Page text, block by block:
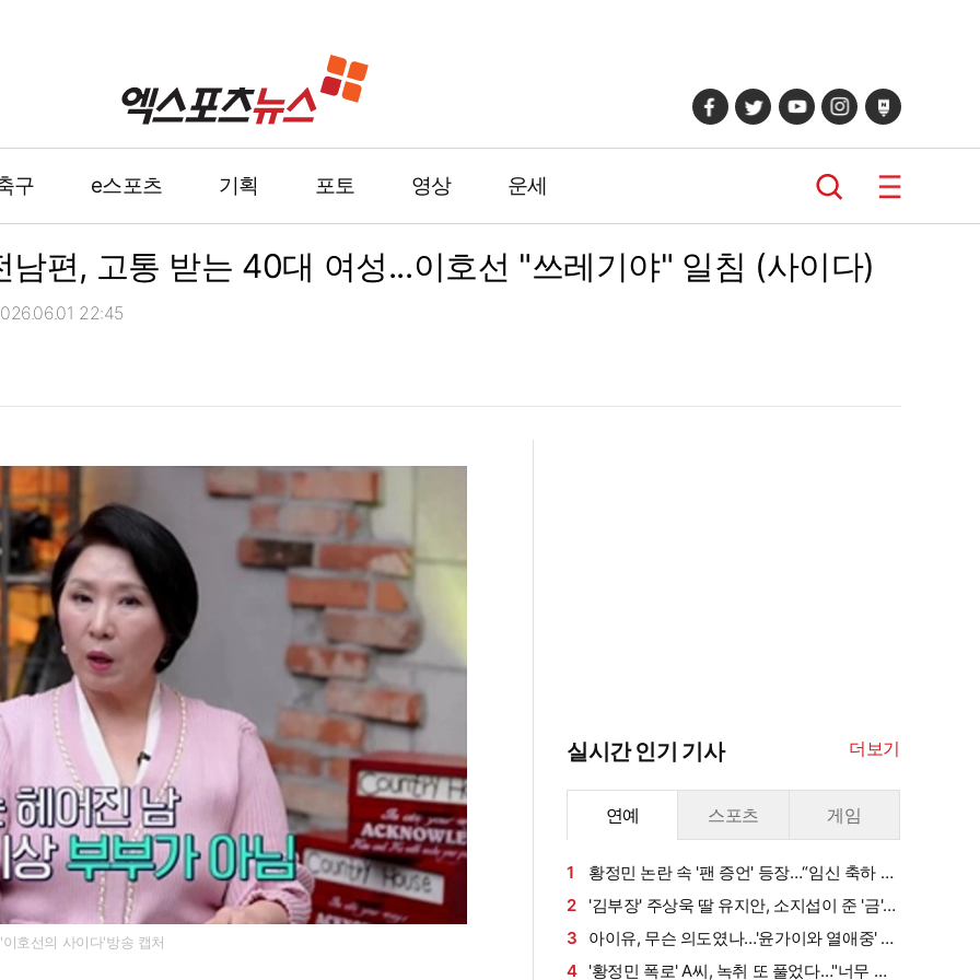
구 e스포츠 기획 포토 영상 운세
남편, 고통 받는 40대 여성...이호선 "쓰레기야" 일침 (사이다)
22:45
'이호선의 사이다'방송 캡처
실시간 인기 기사 더보기
연예 스포츠 게임
1
황정민 논란 속 '팬 증언' 등장…“임신 축하 전
화·남편과 식사도”
2
'김부장' 주상욱 딸 유지안, 소지섭이 준 '금'
방치했다…"비누인 줄"
3
아이유, 무슨 의도였나…'윤가이와 열애중' 장
기하 BGM에 의견분분 [엑's 이슈]
4 '황정민 폭로' A씨, 녹취 또 풀었다…"너무 섹